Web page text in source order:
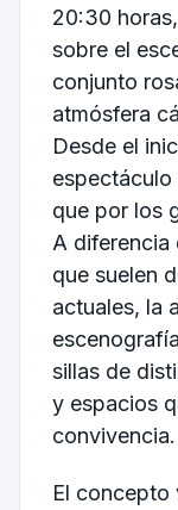
20:30
sobre el
conjunto
atmósfera
Desde el
que por los
A diferencia
que suelen
actuales, la
sillas de
y espacios
convivencia.
El concepto